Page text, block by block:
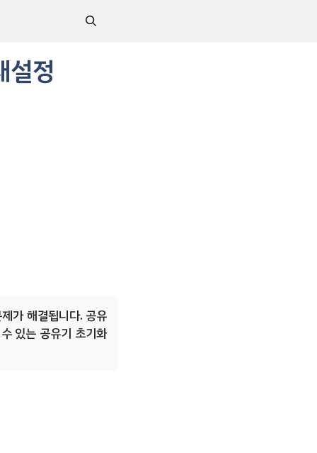
설정
가 해결됩니다. 공유
있는 공유기 초기화